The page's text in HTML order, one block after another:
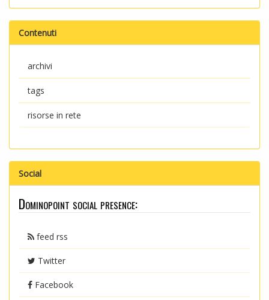
Contenuti
archivi
tags
risorse in rete
Social
Dominopoint social presence:
feed rss
Twitter
Facebook